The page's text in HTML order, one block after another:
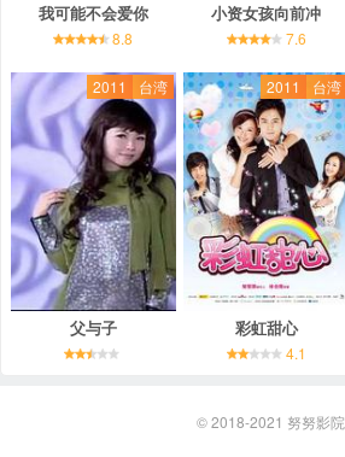
我可能不会爱你
8.8
小资女孩向前冲
7.6
2011 台湾
父与子
2011 台湾
彩虹甜心
4.1
© 2018-2021 努努影院